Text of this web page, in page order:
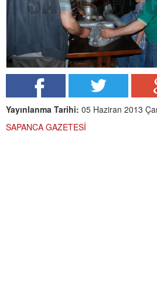
Yayınlanma Tarihi: 05 Haziran 2013
SAPANCA GAZETESİ